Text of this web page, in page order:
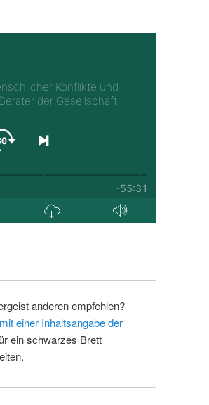
anderen empfehlen?
einer Inhaltsangabe der
ein schwarzes Brett